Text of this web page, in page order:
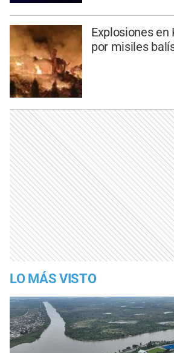
Explosiones
por misiles
LO MÁS VISTO